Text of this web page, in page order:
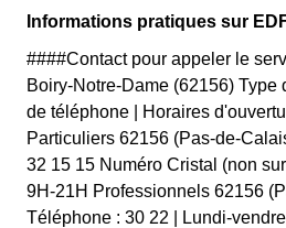
Informations pratiques sur
####Contact pour appeler le
Boiry-Notre-Dame (62156) Type
de téléphone | Horaires
Particuliers 62156 (Pas-de-
32 15 15 Numéro Cristal (non
9H-21H Professionnels 62156
Téléphone : 30 22 | Lundi-